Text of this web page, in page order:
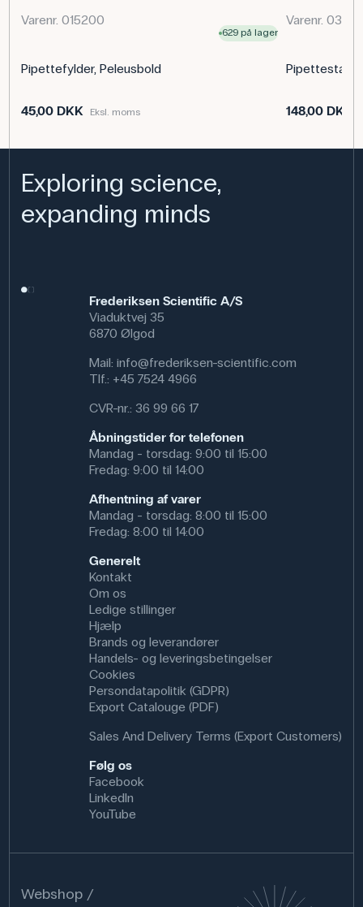
Varenr. 015200
629 på lager
Pipettefylder, Peleusbold
45,00 DKK Eksl. moms
Varenr.
Pipettestativ,
148,00 DKK
Exploring science,
expanding minds
Frederiksen Scientific A/S
Viaduktvej 35
6870 Ølgod
Mail: info@frederiksen-scientific.com
Tlf.: +45 7524 4966
CVR-nr.: 36 99 66 17
Åbningstider for telefonen
Mandag - torsdag: 9:00 til 15:00
Fredag: 9:00 til 14:00
Afhentning af varer
Mandag - torsdag: 8:00 til 15:00
Fredag: 8:00 til 14:00
Generelt
Kontakt
Om os
Ledige stillinger
Hjælp
Brands og leverandører
Handels- og leveringsbetingelser
Cookies
Persondatapolitik (GDPR)
Export Catalouge (PDF)
Sales And Delivery Terms (Export Customers)
Følg os
Facebook
LinkedIn
YouTube
Webshop